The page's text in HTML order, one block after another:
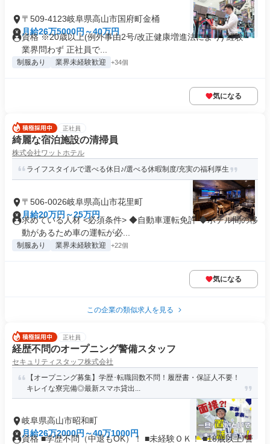
〒509-4123岐阜県高山市国府町金桶
月給26万5000円～40万円
資格 ※20歳以上(例外事由2号/改正健康増進法により) 経験・
業界問わず 正社員で...
制服あり 業界未経験歓迎 +34個
気になる
正社員
綺麗な宿泊施設の清掃員
株式会社ワットホテル
ライフスタイルで選べる休日♪/選べる休暇制度/充実の福利厚生
〒506-0026岐阜県高山市花里町
月給20万円～25万円
求めている人材 <必須条件> ◆自動車運転免許 ◆ホテル間の移
動があるため車の運転が必...
制服あり 業界未経験歓迎 +22個
気になる
この企業の類似求人を見る
正社員
経歴不問のオープニング警備スタッフ
セキュリティスタッフ株式会社
【オープニング募集】学歴･転職回数不問！履歴書・保証人不要！
キレイな寮完備◎最新スマホ貸出...
岐阜県高山市昭和町
月給26万2000円～40万1000円
資格 ■学歴不問（中退もOK）！ ■未経験ＯＫ！ ■18歳以上/警